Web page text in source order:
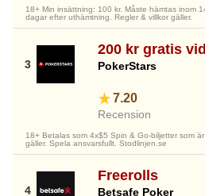
18+ Min insättning: 100 kr. Måste hämtas inom
dagar efter uthämtning. Regler & villkor gäller.
200 kr gratis
PokerStars
7.20
Recension
18+ Betalas som 4x$5 Spin & Go-biljetter som
gäller. Spela ansvarsfullt. Stodlinjen.se
Freerolls
Betsafe Poker